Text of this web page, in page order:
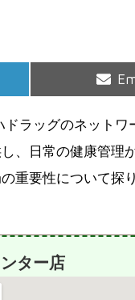
ラッグのネットワ
、日常の健康管理
重要性について探
ター店